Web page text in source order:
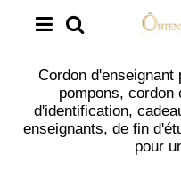
Cordon
pompons, cordon
d'identification,
enseignants, de fin
pour